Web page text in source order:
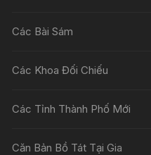
Các Bài Sám
Các Khoa Đối Chiếu
Các Tỉnh Thành Phố Mới
Căn Bản Bồ Tát Tại Gia